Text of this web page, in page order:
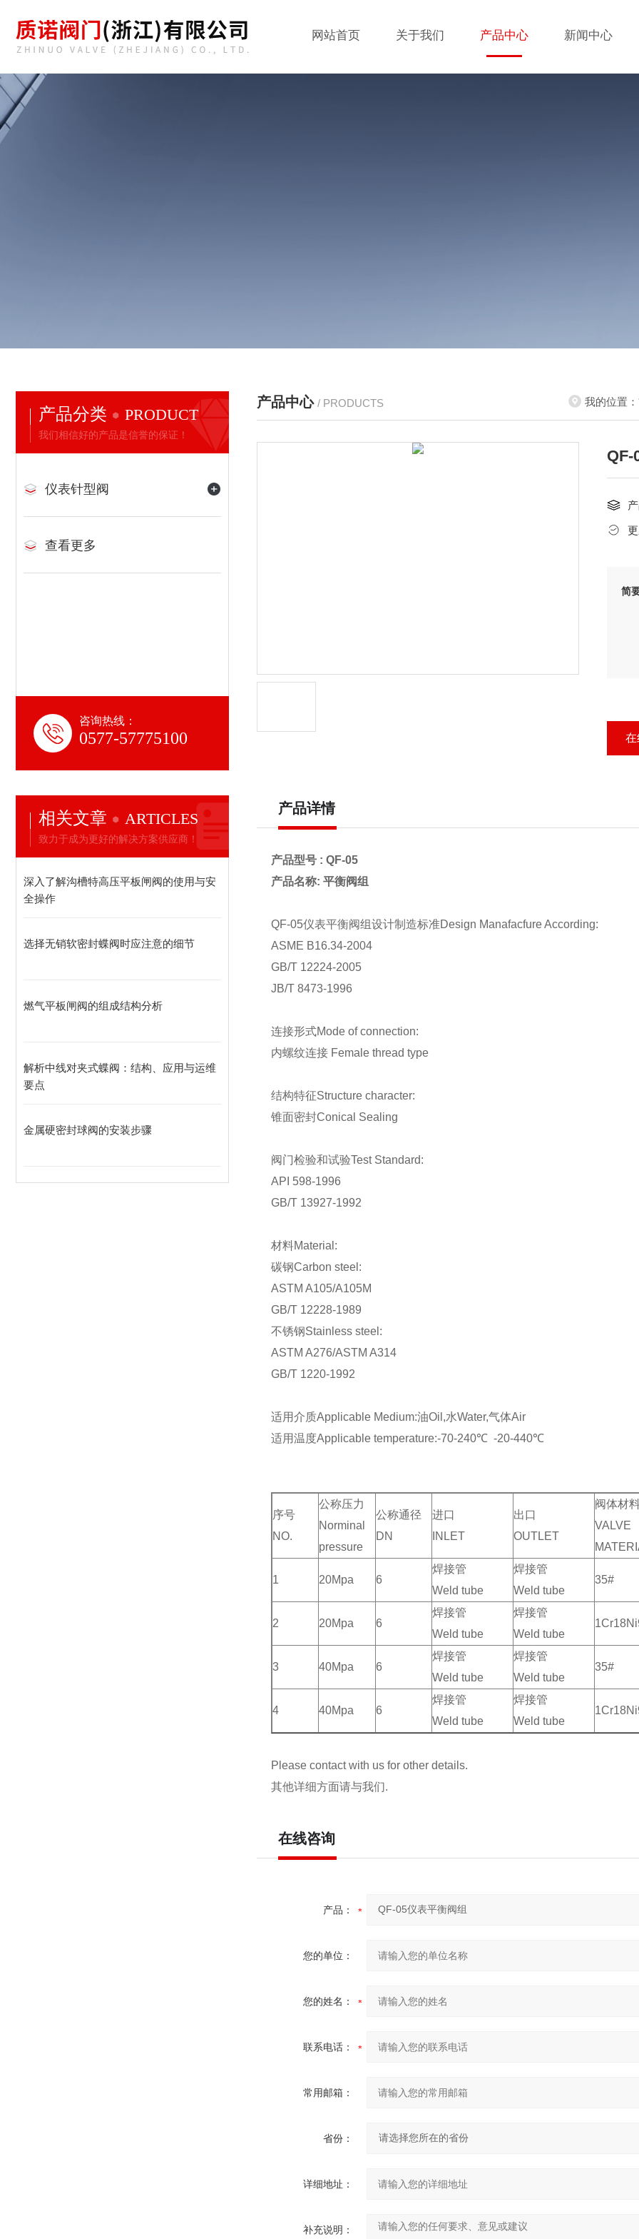
网站首页 关于我们 产品中心 新闻中心
产品分类 PRODUCT
我们相信好的产品是信誉的保证！
仪表针型阀
查看更多
咨询热线：
0577-57775100
相关文章 ARTICLES
致力于成为更好的解决方案供应商！
深入了解沟槽特高压平板闸阀的使用与安
全操作
选择无销软密封蝶阀时应注意的细节
燃气平板闸阀的组成结构分析
解析中线对夹式蝶阀：结构、应用与运维
要点
金属硬密封球阀的安装步骤
产品中心 / PRODUCTS 我的位置：
QF-
简
在
产品详情
产品型号 : QF-05
产品名称: 平衡阀组
QF-05仪表平衡阀组设计制造标准Design Manafacfure According:
ASME B16.34-2004
GB/T 12224-2005
JB/T 8473-1996
连接形式Mode of connection:
内螺纹连接 Female thread type
结构特征Structure character:
锥面密封Conical Sealing
阀门检验和试验Test Standard:
API 598-1996
GB/T 13927-1992
材料Material:
碳钢Carbon steel:
ASTM A105/A105M
GB/T 12228-1989
不锈钢Stainless steel:
ASTM A276/ASTM A314
GB/T 1220-1992
适用介质Applicable Medium:油Oil,水Water,气体Air
适用温度Applicable temperature:-70-240℃ -20-440℃
序号
NO.
公称压力
Norminal
pressure
公称通径
DN
进口
INLET
出口
OUTLET
阀体材
1 20Mpa 6
焊接管
Weld tube
焊接管
Weld tube
35#
2 20Mpa 6
焊接管
Weld tube
焊接管
Weld tube
3 40Mpa 6
焊接管
Weld tube
焊接管
Weld tube
35#
4 40Mpa 6
焊接管
Weld tube
焊接管
Weld tube
Please contact with us for other details.
其他详细方面请与我们.
在线咨询
产品：
您的单位：
您的姓名：
联系电话：
常用邮箱：
省份：
详细地址：
补充说明：